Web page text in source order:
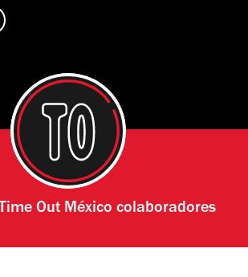
Time Out México colaboradores